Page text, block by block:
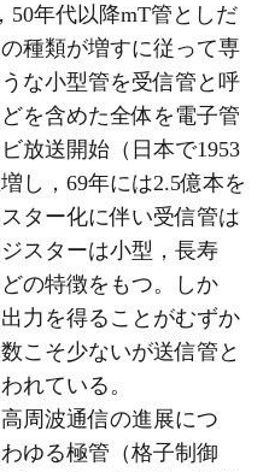
50年代以降mT管としだ
種類が増すに従って専
な小型管を受信管と呼
を含めた全体を電子管
放送開始（日本で1953
し，69年には2.5億本を
ター化に伴い受信管は
スターは小型，長寿
の特徴をもつ。しか
力を得ることがむずか
こそ少ないが送信管と
れている。
周波通信の進展につ
ゆる極管（格子制御